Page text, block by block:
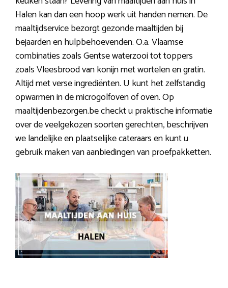
Halen kan dan een hoop werk uit handen nemen. De
maaltijdservice bezorgt gezonde maaltijden bij
bejaarden en hulpbehoevenden. O.a. Vlaamse
combinaties zoals Gentse waterzooi tot toppers
zoals Vleesbrood van konijn met wortelen en gratin.
Altijd met verse ingrediënten. U kunt het zelfstandig
opwarmen in de microgolfoven of oven. Op
maaltijdenbezorgen.be checkt u praktische informatie
over de veelgekozen soorten gerechten, beschrijven
we landelijke en plaatselijke cateraars en kunt u
gebruik maken van aanbiedingen van proefpakketten.